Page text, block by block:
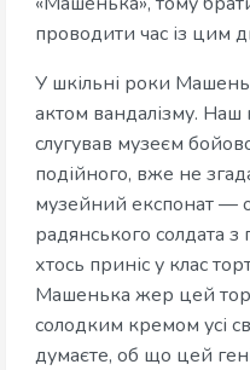
проводити час із цим
У шкільні роки
актом вандалізму. Наш
слугував музеєм
подійного, вже не
музейний експонат —
радянського солдата
хтось приніс у клас
Машенька жер цей
солодким кремом усі
думаєте, об що цей